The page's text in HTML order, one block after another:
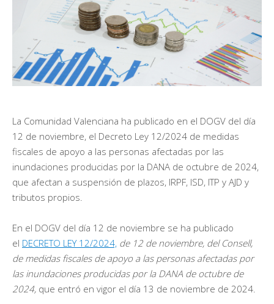
La Comunidad Valenciana ha publicado en el DOGV del día
12 de noviembre, el Decreto Ley 12/2024 de medidas
fiscales de apoyo a las personas afectadas por las
inundaciones producidas por la DANA de octubre de 2024,
que afectan a suspensión de plazos, IRPF, ISD, ITP y AJD y
tributos propios.
En el DOGV del día 12 de noviembre se ha publicado
el DECRETO LEY 12/2024, de 12 de noviembre, del Consell,
de medidas fiscales de apoyo a las personas afectadas por
las inundaciones producidas por la DANA de octubre de
2024, que entró en vigor el día 13 de noviembre de 2024.